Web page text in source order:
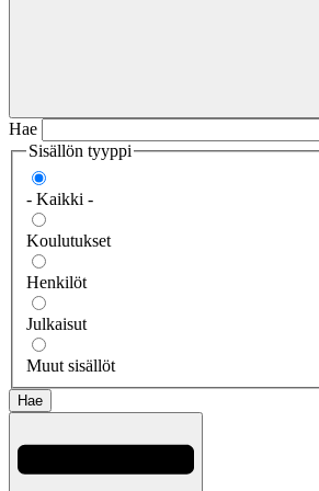
Hae
Sisällön tyyppi
- Kaikki -
Koulutukset
Henkilöt
Julkaisut
Muut sisällöt